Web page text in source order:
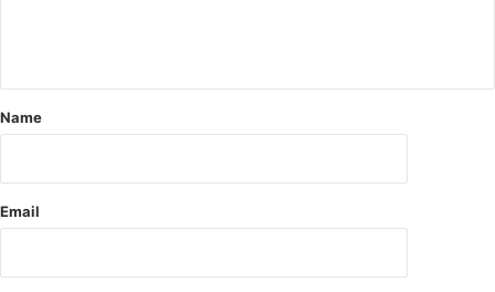
4
0
व
य
रा
म
सा
Name
Email